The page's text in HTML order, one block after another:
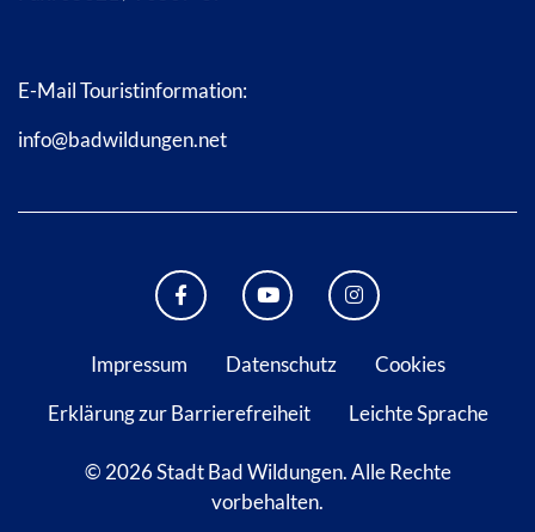
E-Mail Touristinformation:
info@badwildungen.net
FACEBOOK BAD WILDUNGEN
YOUTUBE KANAL STADT
INSTAGRAM
Impressum Datenschutz
Cookies
Erklärung zur Barrierefreiheit
Leichte Sprache
© 2026 Stadt Bad Wildungen.Alle Rechte
vorbehalten.